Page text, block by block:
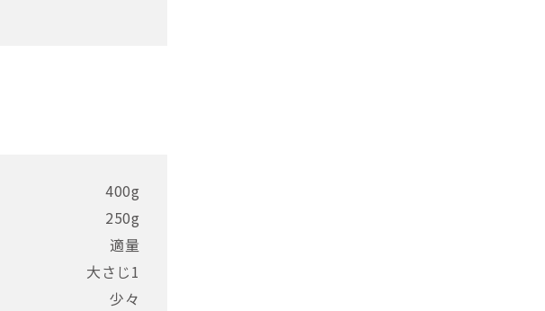
400g
250g
適量
大さじ1
少々